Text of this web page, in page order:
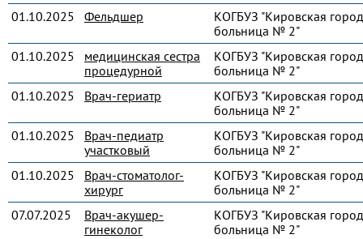
01.10.2025
Фельдшер
КОГБУЗ "Кировская
больница № 2"
01.10.2025
медицинская сестра
процедурной
КОГБУЗ "Кировская
больница № 2"
01.10.2025
Врач-гериатр
КОГБУЗ "Кировская
больница № 2"
01.10.2025
Врач-педиатр
участковый
КОГБУЗ "Кировская
больница № 2"
01.10.2025
Врач-стоматолог-
хирург
КОГБУЗ "Кировская
больница № 2"
07.07.2025
Врач-акушер-
гинеколог
КОГБУЗ "Кировская
больница № 2"